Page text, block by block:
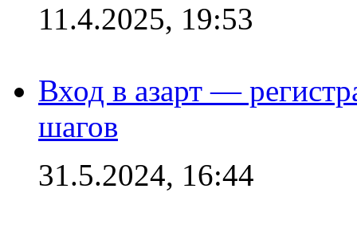
11.4.2025, 19:53
Вход в азарт —
шагов
31.5.2024, 16:44